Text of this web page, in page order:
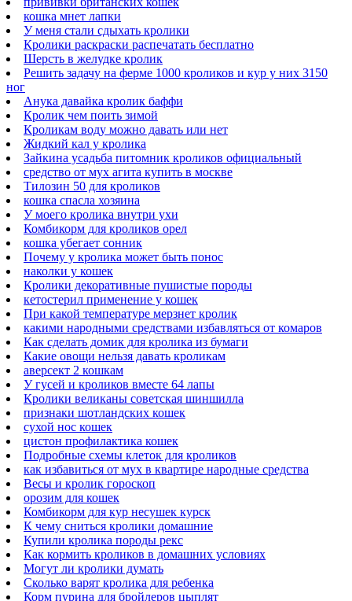
кошка мнет лапки
У меня стали сдыхать кролики
Кролики раскраски распечатать бесплатно
Шерсть в желудке кролик
Решить задачу на ферме 1000 кроликов и кур у них 3150
ног
Анука давайка кролик баффи
Кролик чем поить зимой
Кроликам воду можно давать или нет
Жидкий кал у кролика
Зайкина усадьба питомник кроликов официальный
средство от мух агита купить в москве
Тилозин 50 для кроликов
кошка спасла хозяина
У моего кролика внутри ухи
Комбикорм для кроликов орел
кошка убегает сонник
Почему у кролика может быть понос
наколки у кошек
Кролики декоративные пушистые породы
кетостерил применение у кошек
При какой температуре мерзнет кролик
какими народными средствами избавляться от комаров
Как сделать домик для кролика из бумаги
Какие овощи нельзя давать кроликам
аверсект 2 кошкам
У гусей и кроликов вместе 64 лапы
Кролики великаны советская шиншилла
признаки шотландских кошек
сухой нос кошек
цистон профилактика кошек
Подробные схемы клеток для кроликов
как избавиться от мух в квартире народные средства
Весы и кролик гороскоп
орозим для кошек
Комбикорм для кур несушек курск
К чему сниться кролики домашние
Купили кролика породы рекс
Как кормить кроликов в домашних условиях
Могут ли кролики думать
Сколько варят кролика для ребенка
Корм пурина для бройлеров цыплят